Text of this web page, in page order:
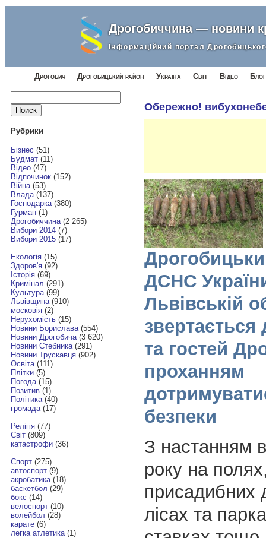
Дрогобиччина — новини
Інформаційний портал
Дрогобич Дрогобицький район Україна Світ Відео
Найти:
Рубрики
Бізнес (51)
Будмат(11)
Відео(47)
Відпочинок(152)
Війна(53)
Влада(137)
Господарка(380)
Гурман(1)
Дрогобиччина(2 265)
Вибори 2014(7)
Вибори 2015(17)
Екологія(15)
Здоров'я(92)
Історія(69)
Кримінал (291)
Культура(99)
Львівщина(910)
московія(2)
Нерухомість(15)
Новини Борислава(554)
Новини Дрогобича(3 620)
Новини Стебника(291)
Новини Трускавця(902)
Освіта(111)
Плітки(5)
Погода(15)
Позитив(1)
Політика(40)
громада(17)
Релігія(77)
Світ(809)
катастрофи(36)
Спорт(275)
автоспорт(9)
акробатика(18)
баскетбол (29)
бокс (14)
велоспорт(10)
волейбол (28)
карате(6)
легка атлетика(1)
Обережно!
ДСНС
Львівській
звертається
та гостей
проханням
безпеки
З настанням
року на
присадибних
лісах та